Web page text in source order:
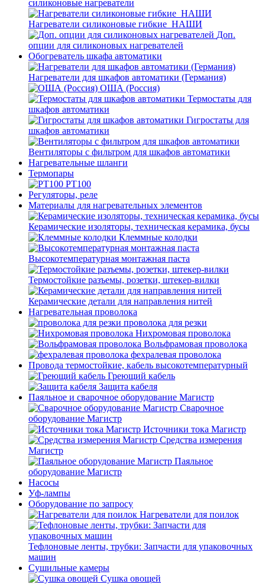
силиконовые нагреватели
Нагреватели силиконовые гибкие_НАШИ
Доп.
опции для силиконовых нагревателей
Обогреватель шкафа автоматики
Нагреватели для шкафов автоматики (Германия)
ОША (Россия)
Термостаты для
шкафов автоматики
Гигростаты для
шкафов автоматики
Вентиляторы с фильтром для шкафов автоматики
Нагревательные шланги
Термопары
PT100
Регуляторы, реле
Материалы для нагревательных элементов
Керамические изоляторы, техническая керамика, бусы
Клеммные колодки
Высокотемпературная монтажная паста
Термостойкие разъемы, розетки, штекер-вилки
Керамические детали для направления нитей
Нагревательная проволока
проволока для резки
Нихромовая проволока
Вольфрамовая проволока
фехралевая проволока
Провода термостойкие, кабель высокотемпературный
Греющий кабель
Защита кабеля
Паяльное и сварочное оборудование Магистр
Сварочное
оборудование Магистр
Источники тока Магистр
Средства измерения
Магистр
Паяльное
оборудование Магистр
Насосы
Уф-лампы
Оборудование по запросу
Нагреватели для поилок
Тефлоновые ленты, трубки: Запчасти для упаковочных
машин
Сушильные камеры
Сушка овощей